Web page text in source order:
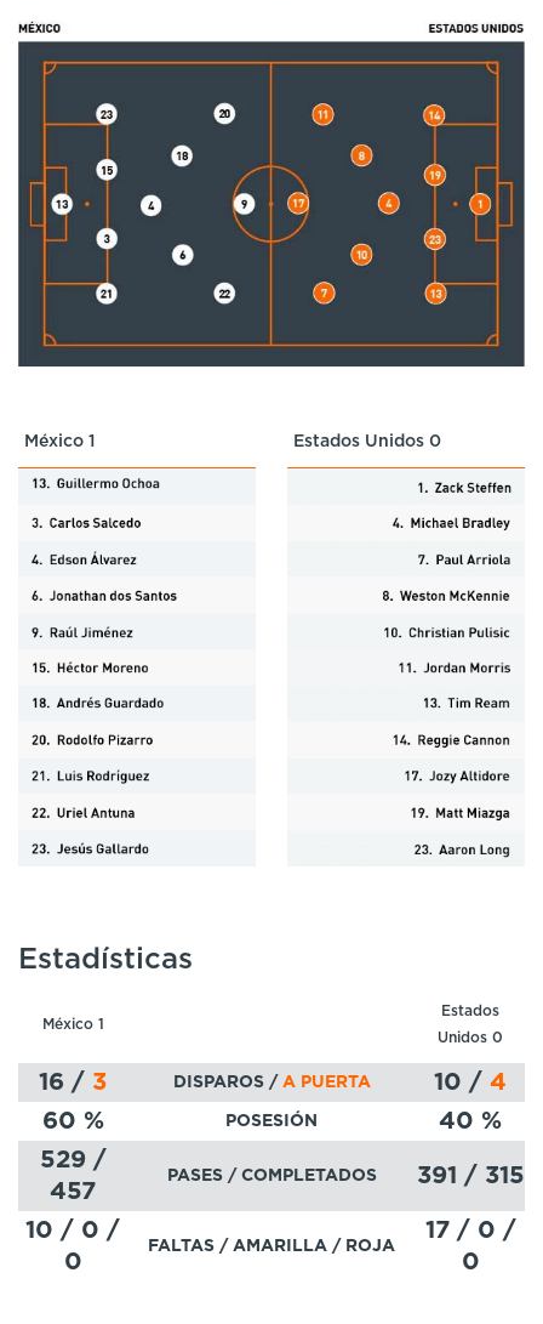
México 1 Estados Unidos 0
Estadísticas
México 1
Estados
Unidos 0
16 / 3 DISPAROS / A PUERTA 10 / 4
60 % POSESIÓN 40 %
529 /
457
PASES / COMPLETADOS 391 / 315
10 / 0 /
0
FALTAS / AMARILLA / ROJA
17 / 0 /
0